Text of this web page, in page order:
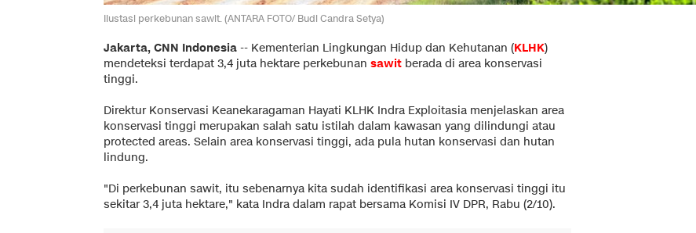
Ilustasi perkebunan sawit. (ANTARA FOTO/ Budi Candra Setya)
Jakarta, CNN Indonesia -- Kementerian Lingkungan Hidup dan Kehutanan (KLHK)
mendeteksi terdapat 3,4 juta hektare perkebunan sawit berada di area konservasi
tinggi.
Direktur Konservasi Keanekaragaman Hayati KLHK Indra Exploitasia menjelaskan area
konservasi tinggi merupakan salah satu istilah dalam kawasan yang dilindungi atau
protected areas. Selain area konservasi tinggi, ada pula hutan konservasi dan hutan
lindung.
"Di perkebunan sawit, itu sebenarnya kita sudah identifikasi area konservasi tinggi itu
sekitar 3,4 juta hektare," kata Indra dalam rapat bersama Komisi IV DPR, Rabu (2/10).